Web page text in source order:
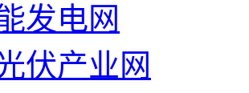
发电网
伏产业网